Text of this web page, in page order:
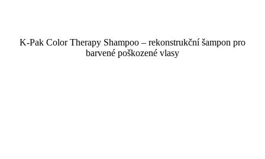
K-Pak Color Therapy Shampoo – rekonstrukční šampon pro
barvené poškozené vlasy